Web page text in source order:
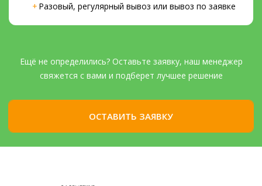
Разовый, регулярный вывоз или вывоз по заявке
Ещё не определились? Оставьте заявку, наш менеджер
свяжется с вами и подберет лучшее решение
ОСТАВИТЬ ЗАЯВКУ